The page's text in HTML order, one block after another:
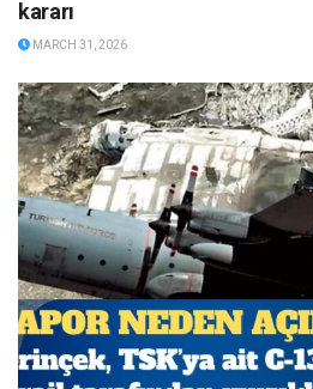
kararı
MARCH 31, 2026